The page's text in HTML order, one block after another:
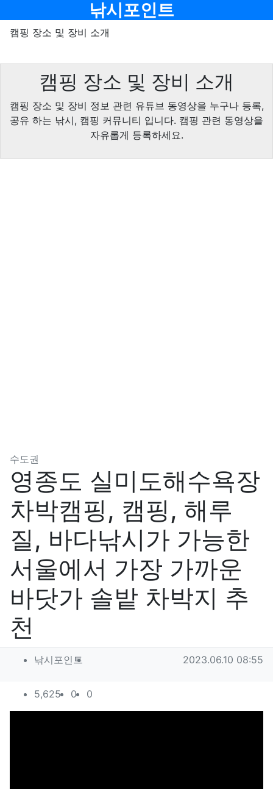
낚시포인트
캠핑 장소 및 장비 소개
캠핑 장소 및 장비 소개
캠핑 장소 및 장비 정보 관련 유튜브 동영상을 누구나 등록,
공유 하는 낚시, 캠핑 커뮤니티 입니다. 캠핑 관련 동영상을
자유롭게 등록하세요.
수도권
영종도 실미도해수욕장
차박캠핑, 캠핑, 해루
질, 바다낚시가 가능한
서울에서 가장 가까운
바닷가 솔밭 차박지 추
천
작성자 정보
낚시포인트 작성일
2023.06.10 08:55
컨텐츠 정보
5,625조회
0추천
0